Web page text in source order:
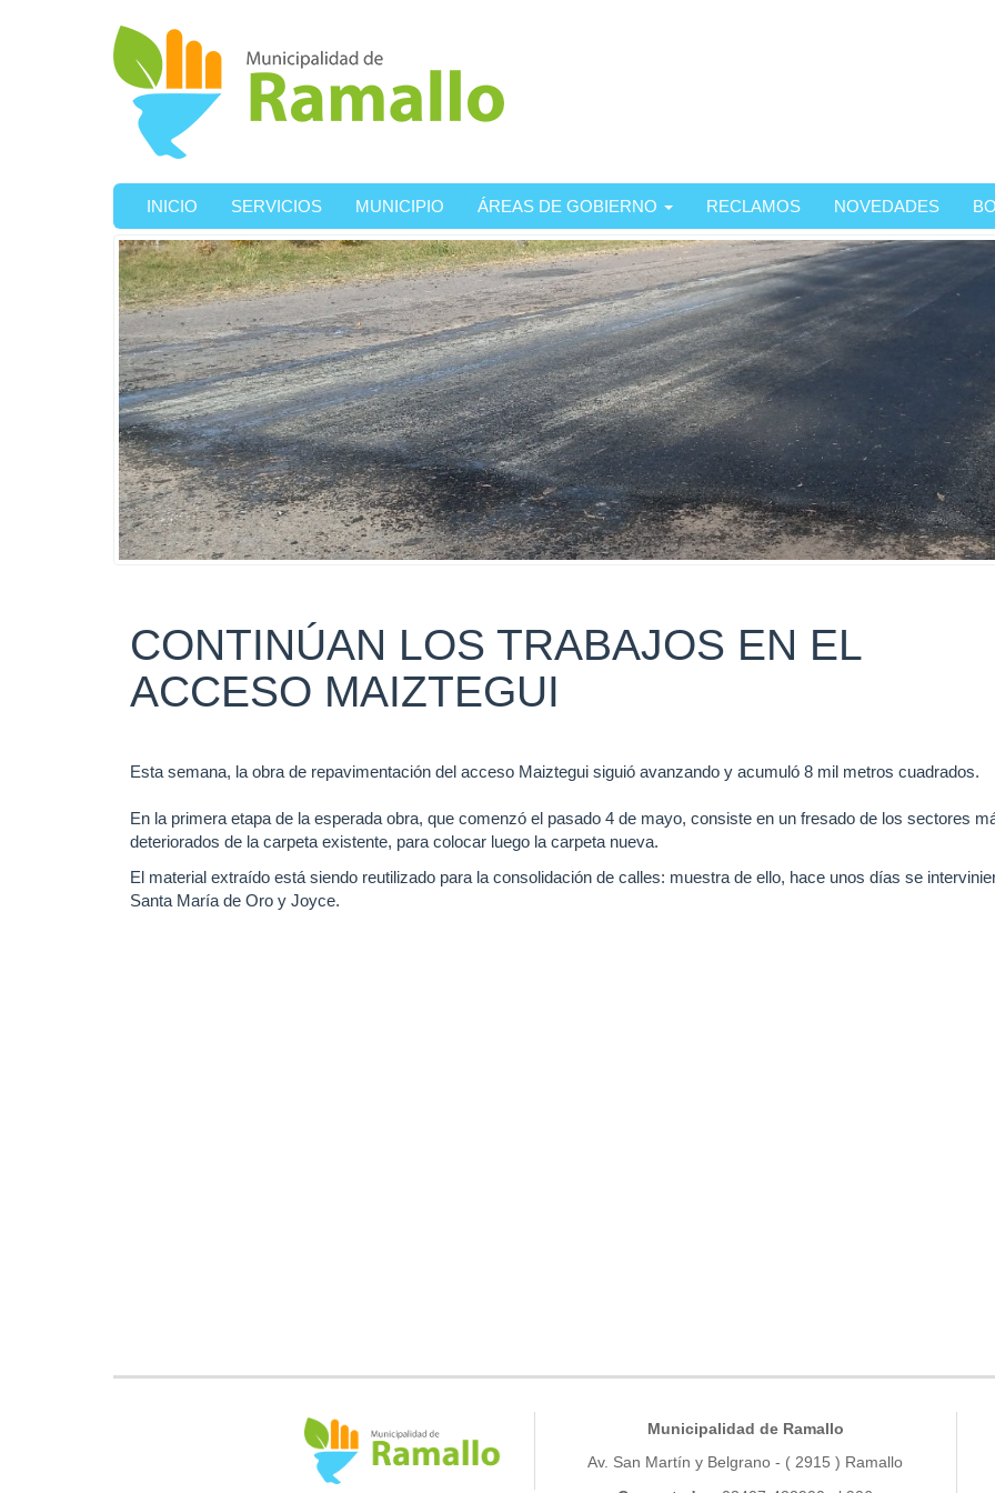
INICIO SERVICIOS MUNICIPIO ÁREAS DE GOBIERNO RECLAMOS NOVEDADES
CONTINÚAN LOS TRABAJOS EN EL
ACCESO MAIZTEGUI
Esta semana, la obra de repavimentación del acceso Maiztegui siguió avanzando y acumuló 8 mil metros cuadrados.
En la primera etapa de la esperada obra, que comenzó el pasado 4 de mayo, consiste en un fresado de los sectores
deteriorados de la carpeta existente, para colocar luego la carpeta nueva.
El material extraído está siendo reutilizado para la consolidación de calles: muestra de ello, hace unos días se
Santa María de Oro y Joyce.
Municipalidad de Ramallo
Av. San Martín y Belgrano - ( 2915 ) Ramallo